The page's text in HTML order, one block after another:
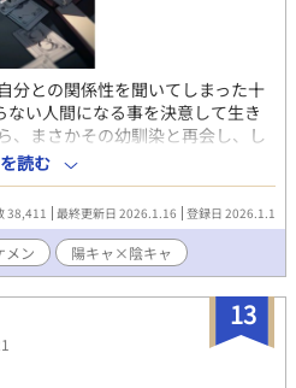
分との関係性を聞いてしまった十
い人間になる事を決意して生き
、まさかその幼馴染と再会し、し
は僕の事を親友と呼ぶが、僕はそ
✕陰キャ
読む
38,411 最終更新日 2026.1.16 登録日 2026.1.1
メン 陽キャ×陰キャ
13